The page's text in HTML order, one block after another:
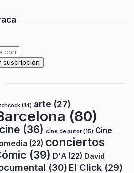
(14) arte (27)
(80)
cine (36) cine de autor(15) Cine
(22) conciertos
(39) D'A (22) David
(30) El Click (29)